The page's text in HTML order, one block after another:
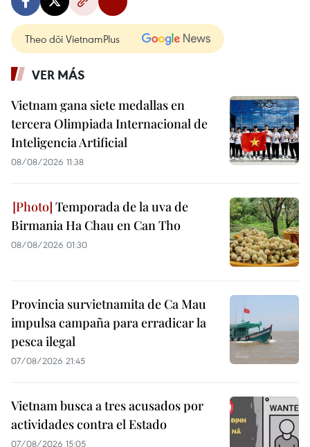
Theo dõi VietnamPlus
VER MÁS
Vietnam gana siete medallas en
tercera Olimpiada Internacional de
Inteligencia Artificial
08/08/2026 11:38
Temporada de la uva de
Birmania Ha Chau en Can Tho
08/08/2026 01:30
Provincia survietnamita de Ca Mau
impulsa campaña para erradicar la
pesca ilegal
07/08/2026 21:45
Vietnam busca a tres acusados por
actividades contra el Estado
07/08/2026 15:05